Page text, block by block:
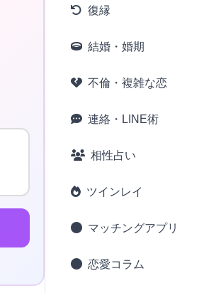
復縁
結婚・婚期
不倫・複雑な恋
連絡・LINE術
相性占い
ツインレイ
マッチングアプリ
恋愛コラム